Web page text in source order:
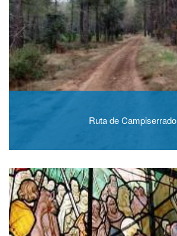
Ruta de Campiserrado